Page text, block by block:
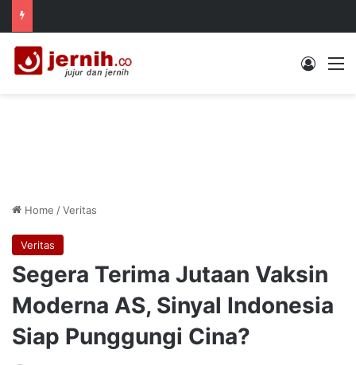
Log In
Home /Veritas
Veritas
Segera Terima Jutaan Vaksin
Moderna AS, Sinyal Indonesia
Siap Punggungi Cina?